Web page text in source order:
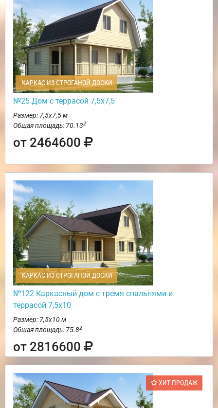
КАРКАС ИЗ СТРОГАНОЙ ДОСКИ
№25 Дом с террасой 7,5х7,5
Размер: 7,5х7,5 м
Общая площадь: 70.132
от 2464600
КАРКАС ИЗ СТРОГАНОЙ ДОСКИ
№122 Каркасный дом с тремя спальнями и
террасой 7,5х10
Размер: 7,5х10 м
Общая площадь: 75.82
от 2816600
ХИТ ПРОДАЖ